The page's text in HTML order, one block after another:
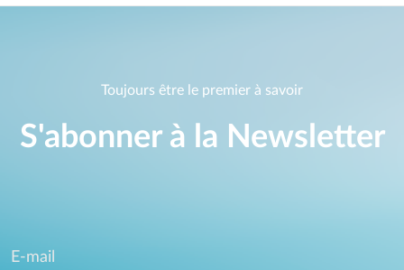
Toujours être le premier à savoir
S'abonner à la Newsletter